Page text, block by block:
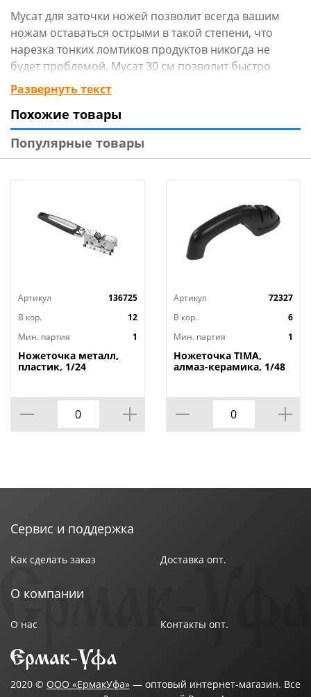
Мусат для заточки ножей позволит всегда вашим
ножам оставаться острыми в такой степени, что
нарезка тонких ломтиков продуктов никогда не
будет проблемой. Мусат 30 см позволит быстро
заточить лезвие по принципу «нож об нож». В
результате оно станет идеально острым. Инструмент
оснащён пластиковой ручкой.
Технические характеристики:
Бренд : SATOSHI
Материал : Нержавеющая сталь
Размер : 30 см
Размер упаковки : 30,3х3,8х2,1 см
Развернуть текст
Похожие товары
Популярные товары
Артикул
136725
В кор.
12
Мин. партия
1
Ножеточка металл,
пластик, 1/24
Артикул
72327
В кор.
6
Мин. партия
1
Ножеточка TIMA,
алмаз-керамика, 1/48
Сервис и поддержка
Как сделать заказ Доставка опт.
О компании
О нас Контакты опт.
2020 © ООО «ЕрмакУфа» — оптовый интернет-магазин. Все